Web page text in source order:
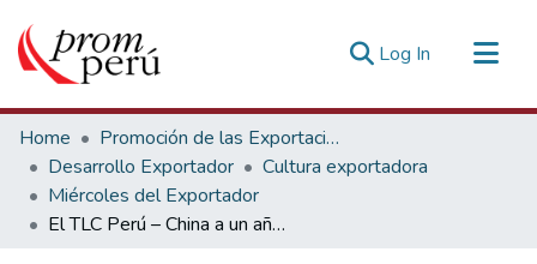
Log In (current)
Communities & Collections
All of DSpace
Statistics
Estadísticas Externas
Home
Promoción de las Exportaciones
Desarrollo Exportador
Cultura exportadora
Miércoles del Exportador
El TLC Perú – China a un año de su entrada en vigencia [16 de marzo de 2011]